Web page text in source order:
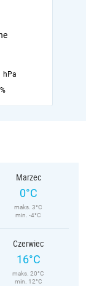
hPa
Marzec
0°C
maks. 3°C
min. -4°C
Czerwiec
16°C
maks. 20°C
min. 12°C